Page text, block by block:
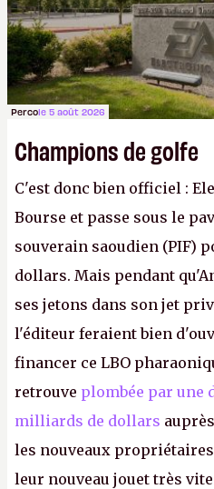
Percole 5 août 2026
Champions de golfe
C'est donc bien officiel :
Bourse et passe sous le
souverain saoudien (PIF)
dollars. Mais pendant
ses jetons dans son jet
l'éditeur feraient bien
financer ce LBO
retrouve plombée par une
milliards de dollars
les nouveaux
leur nouveau jouet très